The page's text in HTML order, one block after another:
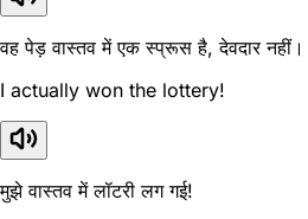
वह पेड़ वास्तव में एक स्प्रूस है, देवदार नहीं।
I actually won the lottery!
मुझे वास्तव में लॉटरी लग गई!